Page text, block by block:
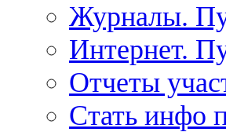
Журналы.
Интернет.
Отчеты
Стать инфо